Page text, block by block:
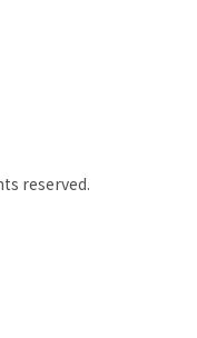
reserved.